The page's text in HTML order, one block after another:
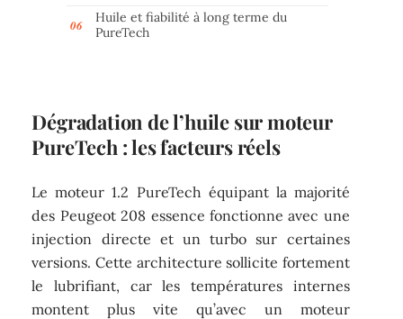
Huile et fiabilité à long terme du
PureTech
Dégradation de l’huile sur moteur
PureTech : les facteurs réels
Le moteur 1.2 PureTech équipant la majorité
des Peugeot 208 essence fonctionne avec une
injection directe et un turbo sur certaines
versions. Cette architecture sollicite fortement
le lubrifiant, car les températures internes
montent plus vite qu’avec un moteur